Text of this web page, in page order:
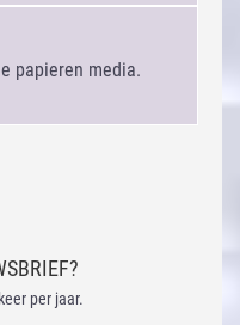
papieren media.
per jaar.